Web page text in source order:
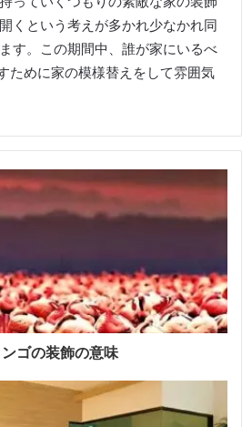
くという考えが多かれ少なかれ同
す。
この期間中、誰が家にいるべ
ために家の模様替えをして雰囲気
ゴの装飾の意味